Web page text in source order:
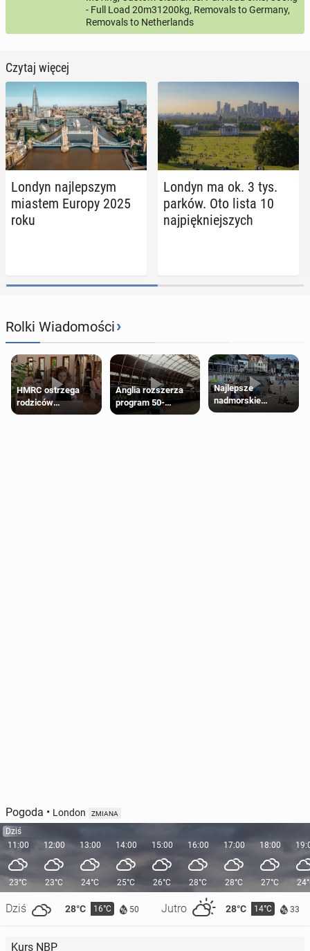
- Full Load 20m31200kg, Removals to Germany,
Removals to Netherlands
Czytaj więcej
Londyn naj­lep­szym
miastem Europy 2025
roku
Londyn ma ok. 3 tys.
parków. Oto lista 10
naj­pięk­niej­szych
Rolki Wiadomości›
HMRC ostrzega
rodziców
pobierających Child
Anglia rozszerza
program 50-
procentowych
Najlepsze
nadmorskie
miasteczko blisko
Pogoda • London ZMIANA
Dziś
11:00
23°C
Dziś 28°C 16°C 50 Jutro 28°C 14°C 33
12:00
23°C
13:00
24°C
14:00
25°C
15:00
26°C
16:00
28°C
17:00
28°C
18:00
27°C
Kurs NBP